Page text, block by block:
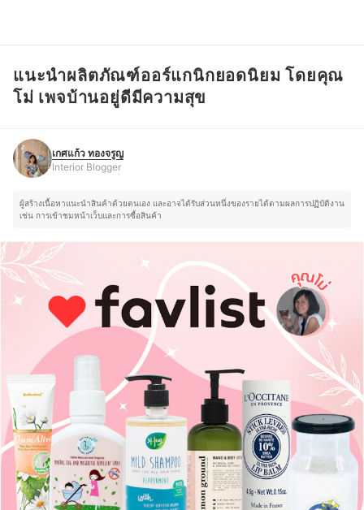
เกศแก้ว ทองจรูญ
Interior Blogger
แนะนำผลิตภัณฑ์ออร์แกนิกยอดนิยม โดยคุณ
โม่ เพจบ้านอยู่ดีมีความสุข
เกศแก้ว ทองจรูญ
Interior Blogger
ผู้สร้างเนื้อหาแนะนำสินค้าด้วยตนเอง และอาจได้รับส่วนหนึ่งของรายได้ตามผลการปฏิบัติงาน
เช่น การเข้าชมหน้าเว็บและการซื้อสินค้า